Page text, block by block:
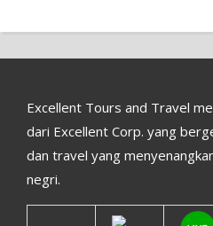
Excellent Tours and Travel
dari Excellent Corp. yang
dan travel yang
negri.